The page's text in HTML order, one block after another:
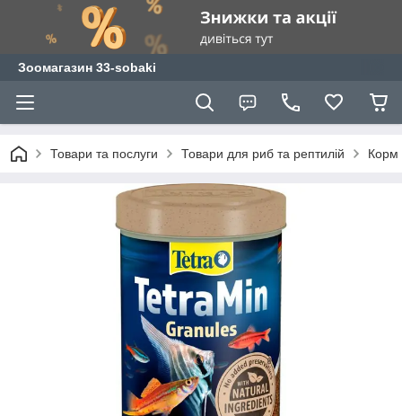
Зоомагазин 33-sobaki
Товари та послуги Товари для риб та рептилій Корм